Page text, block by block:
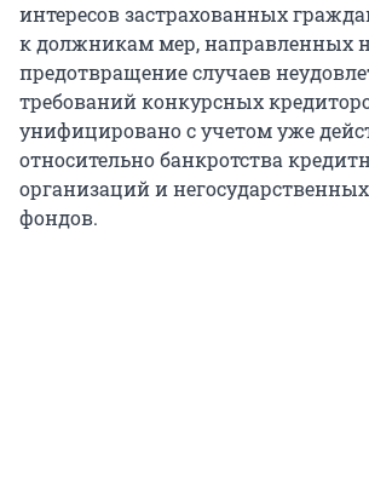
интересов застрахованных
к должникам мер, направленных
предотвращение случаев
требований конкурсных
унифицировано с учетом уже
относительно банкротства
организаций и
фондов.